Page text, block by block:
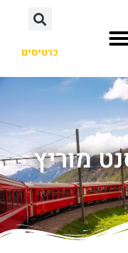
כרטיסים
מוריץ